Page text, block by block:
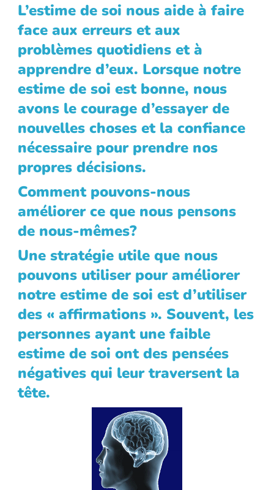
L’estime de soi nous aide à faire
face aux erreurs et aux
problèmes quotidiens et à
apprendre d’eux. Lorsque notre
estime de soi est bonne, nous
avons le courage d’essayer de
nouvelles choses et la confiance
nécessaire pour prendre nos
propres décisions.
Comment pouvons-nous
améliorer ce que nous pensons
de nous-mêmes?
Une stratégie utile que nous
pouvons utiliser pour améliorer
notre estime de soi est d’utiliser
des « affirmations ». Souvent, les
personnes ayant une faible
estime de soi ont des pensées
négatives qui leur traversent la
tête.